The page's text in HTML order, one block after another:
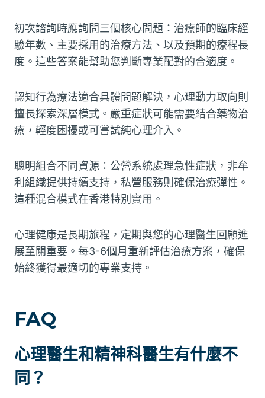
初次諮詢時應詢問三個核心問題：治療師的臨床經
驗年數、主要採用的治療方法、以及預期的療程長
度。這些答案能幫助您判斷專業配對的合適度。
認知行為療法適合具體問題解決，心理動力取向則
擅長探索深層模式。嚴重症狀可能需要結合藥物治
療，輕度困擾或可嘗試純心理介入。
聰明組合不同資源：公營系統處理急性症狀，非牟
利組織提供持續支持，私營服務則確保治療彈性。
這種混合模式在香港特別實用。
心理健康是長期旅程，定期與您的心理醫生回顧進
展至關重要。每3-6個月重新評估治療方案，確保
始終獲得最適切的專業支持。
FAQ
心理醫生和精神科醫生有什麼不
同？